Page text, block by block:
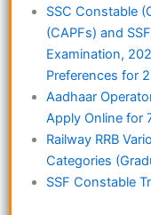
SSC Constable
(CAPFs) and
Examination,
Preferences for
Aadhaar
Apply Online for
Railway RRB
Categories
SSF Constable